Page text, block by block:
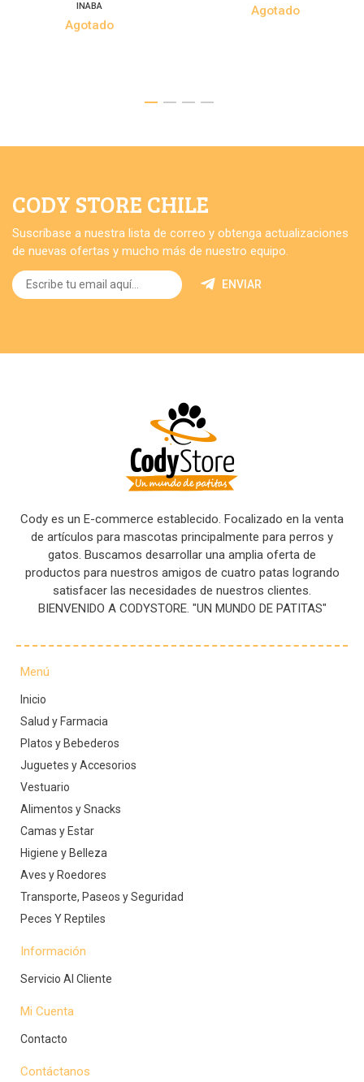
INABA
Agotado
Agotado
CODY STORE CHILE
Suscríbase a nuestra lista de correo y obtenga actualizaciones
de nuevas ofertas y mucho más de nuestro equipo.
ENVIAR
Cody es un E-commerce establecido. Focalizado en la venta
de artículos para mascotas principalmente para perros y
gatos. Buscamos desarrollar una amplia oferta de
productos para nuestros amigos de cuatro patas logrando
satisfacer las necesidades de nuestros clientes.
BIENVENIDO A CODYSTORE. "UN MUNDO DE PATITAS"
Menú
Inicio
Salud y Farmacia
Platos y Bebederos
Juguetes y Accesorios
Vestuario
Alimentos y Snacks
Camas y Estar
Higiene y Belleza
Aves y Roedores
Transporte, Paseos y Seguridad
Peces Y Reptiles
Información
Servicio Al Cliente
Mi Cuenta
Contacto
Contáctanos